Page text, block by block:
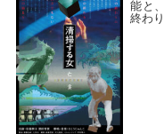
能と
終わ